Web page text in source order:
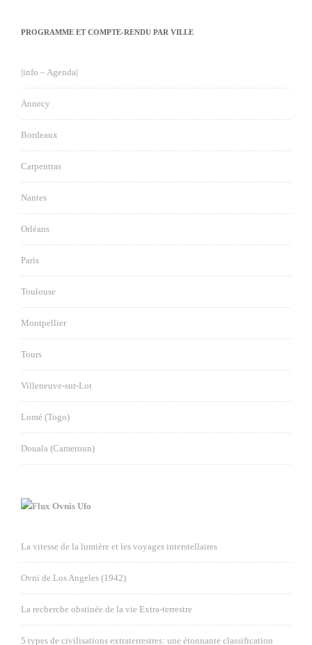
PROGRAMME ET COMPTE-RENDU PAR VILLE
|info – Agenda|
Annecy
Bordeaux
Carpentras
Nantes
Orléans
Paris
Toulouse
Montpellier
Tours
Villeneuve-sur-Lot
Lomé (Togo)
Douala (Cameroun)
Ovnis Ufo
La vitesse de la lumière et les voyages interstellaires
Ovni de Los Angeles (1942)
La recherche obstinée de la vie Extra-terrestre
5 types de civilisations extraterrestres: une étonnante classification